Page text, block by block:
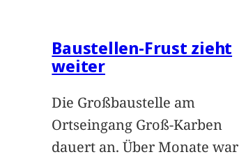
Baustellen-Frust zieht
weiter
Die Großbaustelle am
Ortseingang Groß-Karben
dauert an. Über Monate war